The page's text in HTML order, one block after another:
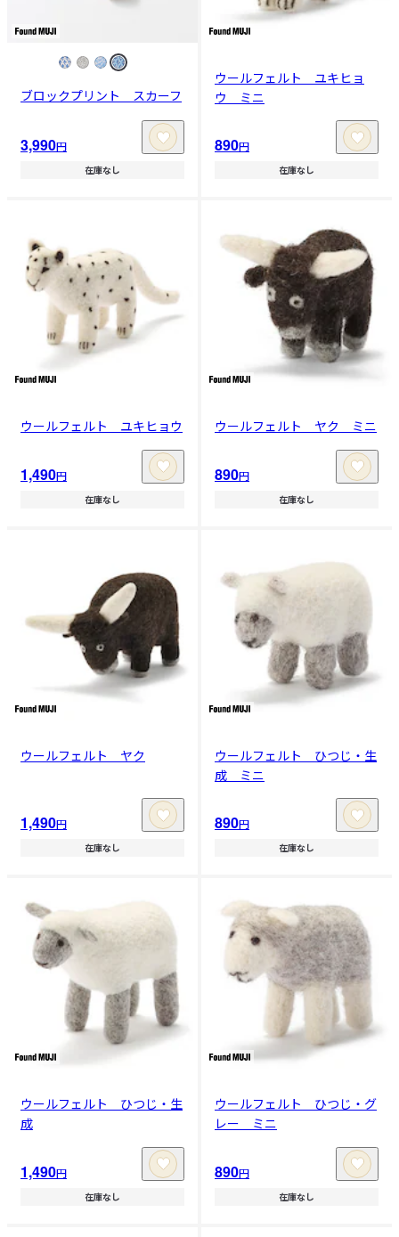
ブロックプリント スカーフ
3,990円
在庫なし
ウールフェルト ユキヒョ
ウ ミニ
890円
在庫なし
ウールフェルト ユキヒョウ
1,490円
在庫なし
ウールフェルト ヤク ミニ
890円
在庫なし
ウールフェルト ヤク
1,490円
在庫なし
ウールフェルト ひつじ・生
成 ミニ
890円
在庫なし
ウールフェルト ひつじ・生
成
1,490円
在庫なし
ウールフェルト ひつじ・グ
レー ミニ
890円
在庫なし